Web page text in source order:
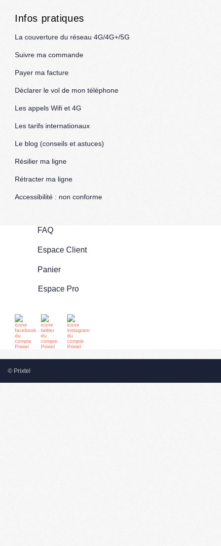
Infos pratiques
La couverture du réseau 4G/4G+/5G
Suivre ma commande
Payer ma facture
Déclarer le vol de mon téléphone
Les appels Wifi et 4G
Les tarifs internationaux
Le blog (conseils et astuces)
Résilier ma ligne
Rétracter ma ligne
Accessibilité : non conforme
FAQ
Espace Client
Panier
Espace Pro
© Prixtel